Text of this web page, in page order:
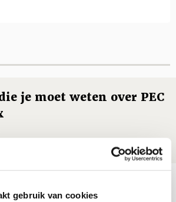
gebruik van cookies
je moet weten over PEC